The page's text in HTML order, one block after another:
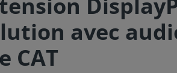
avec
CAT